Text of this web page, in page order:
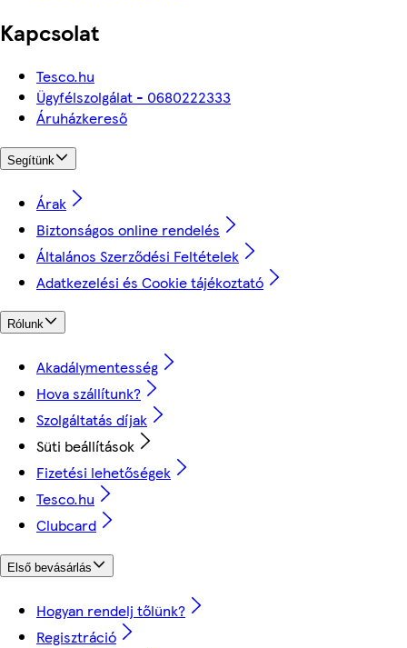
Kapcsolat
Tesco.hu
Ügyfélszolgálat - 0680222333
Áruházkereső
Segítünk
Árak
Biztonságos online rendelés
Általános Szerződési Feltételek
Adatkezelési és Cookie tájékoztató
Rólunk
Akadálymentesség
Hova szállítunk?
Szolgáltatás díjak
Süti beállítások
Fizetési lehetőségek
Tesco.hu
Clubcard
Első bevásárlás
Hogyan rendelj tőlünk?
Regisztráció